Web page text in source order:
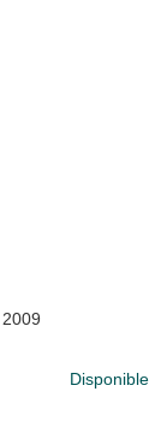
2009
Disponible